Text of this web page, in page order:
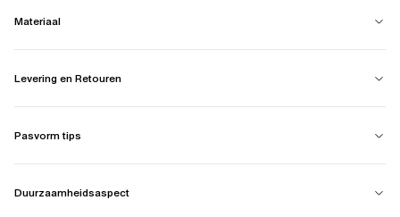
Materiaal
Levering en Retouren
Pasvorm tips
Duurzaamheidsaspect